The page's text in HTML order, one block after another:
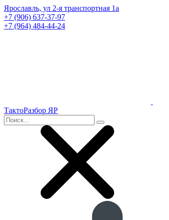
Ярославль, ул 2-я транспортная 1а
+7 (906) 637-37-97
+7 (964) 484-44-24
ТактоРазбор ЯР